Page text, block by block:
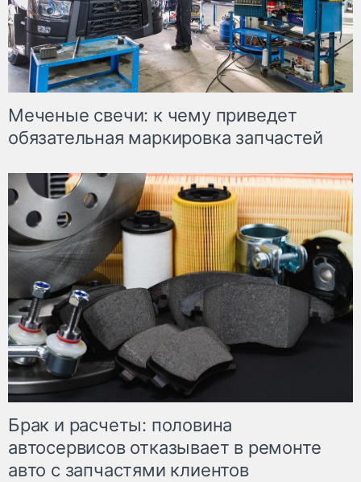
Меченые свечи: к чему приведет
обязательная маркировка запчастей
Брак и расчеты: половина
автосервисов отказывает в ремонте
авто с запчастями клиентов